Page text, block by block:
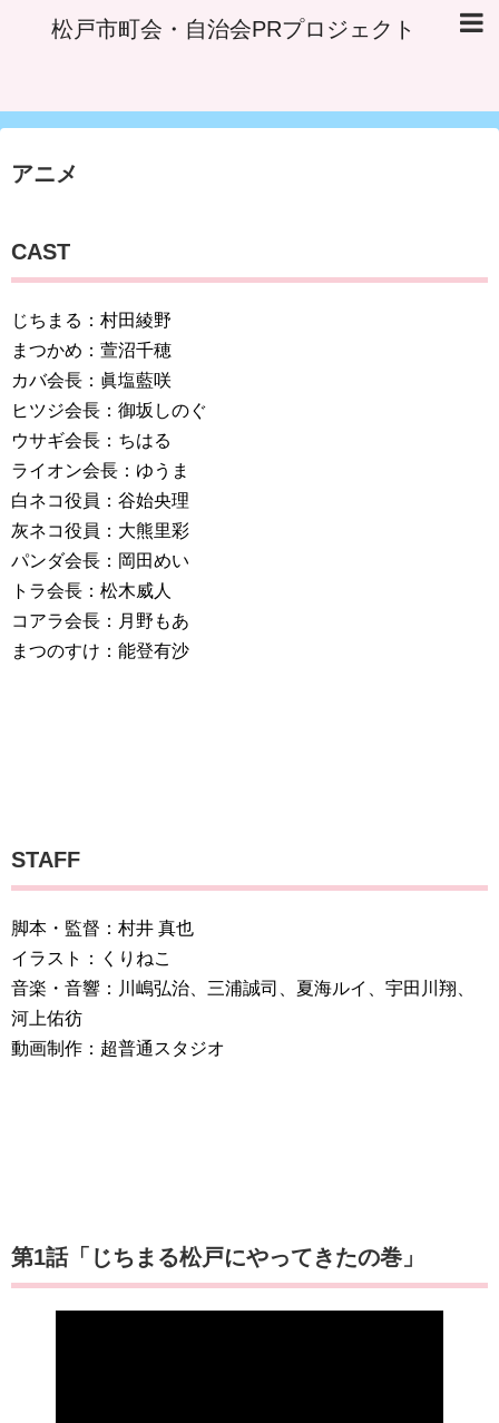
松戸市町会・自治会PRプロジェクト
アニメ
CAST
じちまる：村田綾野
まつかめ：萱沼千穂
カバ会長：眞塩藍咲
ヒツジ会長：御坂しのぐ
ウサギ会長：ちはる
ライオン会長：ゆうま
白ネコ役員：谷始央理
灰ネコ役員：大熊里彩
パンダ会長：岡田めい
トラ会長：松木威人
コアラ会長：月野もあ
まつのすけ：能登有沙
STAFF
脚本・監督：村井 真也
イラスト：くりねこ
音楽・音響：川嶋弘治、三浦誠司、夏海ルイ、宇田川翔、
河上佑彷
動画制作：超普通スタジオ
第1話「じちまる松戸にやってきたの巻」